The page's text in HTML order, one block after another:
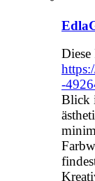
-
Blick